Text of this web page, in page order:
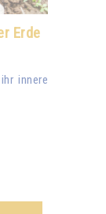
Erde
innere